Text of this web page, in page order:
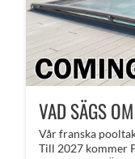
VAD SÄGS
​Vår franska
Till 2027 kommer